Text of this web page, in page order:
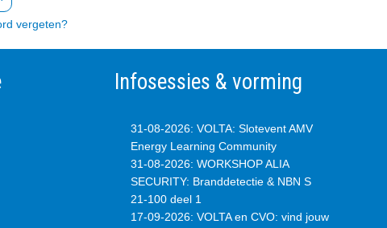
vergeten?
Infosessies & vorming
31-08-2026: VOLTA: Slotevent AMV
Energy Learning Community
31-08-2026: WORKSHOP ALIA
SECURITY: Branddetectie & NBN S
21-100 deel 1
17-09-2026: VOLTA en CVO: vind jouw